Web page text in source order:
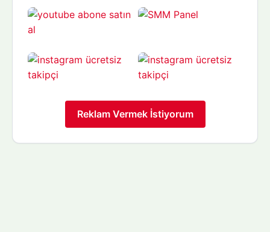
Reklam Vermek İstiyorum